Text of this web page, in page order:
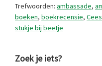
Trefwoorden: ambassade,
boeken, boekrecensie,
stukje bij beetje
Zoek je iets?